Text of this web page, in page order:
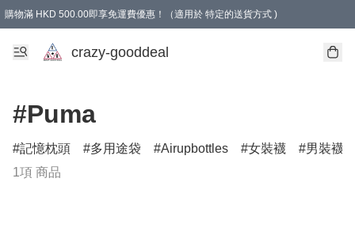
購物滿 HKD 500.00即享免運費優惠！（適用於 特定的送貨方式 )
成為會員可享免費禮品
crazy-gooddeal
#Puma
記憶枕頭 多用途袋 Airupbottles 女裝襪
男裝襪
1項 商品